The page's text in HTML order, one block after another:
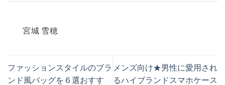
宮城 雪穂
ファッションスタイルのブラ
ンド風バッグを６選おすす
メンズ向け★男性に愛用され
るハイブランドスマホケース